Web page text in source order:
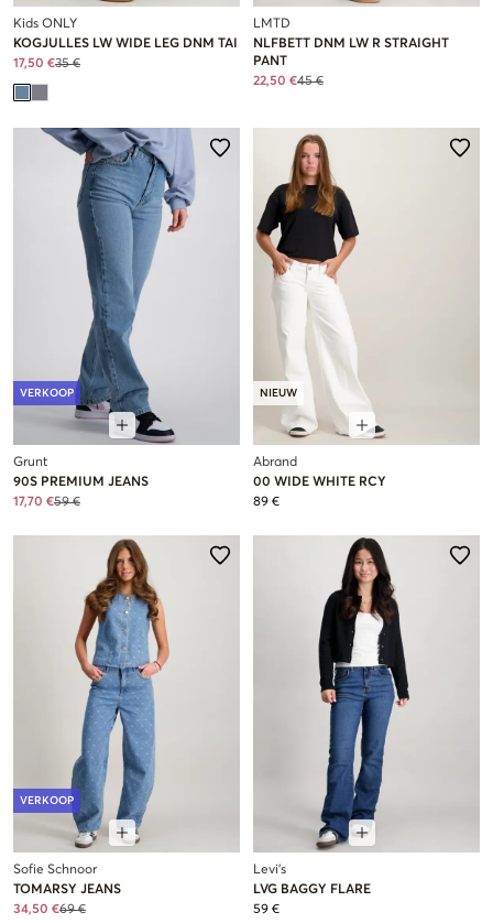
Kids ONLY
KOGJULLES LW WIDE LEG DNM TAI
17,50 €35 €
LMTD
NLFBETT DNM LW R STRAIGHT
PANT
22,50 €45 €
VERKOOP
Grunt
90S PREMIUM JEANS
17,70 €59 €
NIEUW
Abrand
00 WIDE WHITE RCY
89 €
VERKOOP
Sofie Schnoor
TOMARSY JEANS
34,50 €69 €
Levi's
LVG BAGGY FLARE
59 €